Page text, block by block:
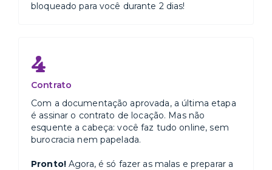
bloqueado para você durante 2 dias!
4
Contrato
Com a documentação aprovada, a última etapa
é assinar o contrato de locação. Mas não
esquente a cabeça: você faz tudo online, sem
burocracia nem papelada.
Pronto!Agora, é só fazer as malas e preparar a